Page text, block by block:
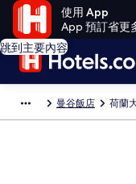
使用 App
App 預訂省更
跳到主要內容
曼谷飯店 荷蘭